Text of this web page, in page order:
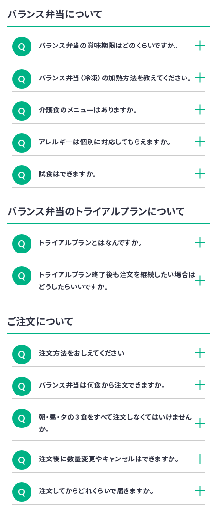
バランス弁当について
Q バランス弁当の賞味期限はどのくらいですか。
Q バランス弁当（冷凍）の加熱方法を教えてください。
Q 介護食のメニューはありますか。
Q アレルギーは個別に対応してもらえますか。
Q 試食はできますか。
バランス弁当のトライアルプランについて
Q トライアルプランとはなんですか。
Q
トライアルプラン終了後も注文を継続したい場合は
どうしたらいいですか。
ご注文について
Q 注文方法をおしえてください
Q バランス弁当は何食から注文できますか。
Q
朝・昼・夕の３食をすべて注文しなくてはいけません
か。
Q 注文後に数量変更やキャンセルはできますか。
Q 注文してからどれくらいで届きますか。